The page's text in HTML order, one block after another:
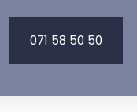
071 58 50 50